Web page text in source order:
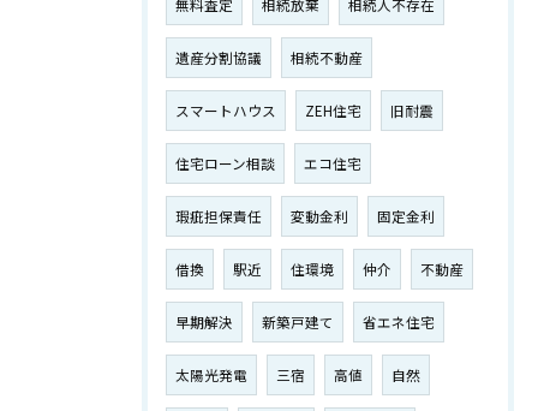
無料査定 相続放棄 相続人不存在
遺産分割協議 相続不動産
スマートハウス ZEH住宅 旧耐震
住宅ローン相談 エコ住宅
瑕疵担保責任 変動金利 固定金利
借換 駅近 住環境 仲介 不動産
早期解決 新築戸建て 省エネ住宅
太陽光発電 三宿 高値 自然